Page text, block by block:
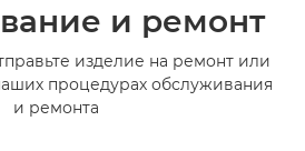
и ремонт
изделие на ремонт или
процедурах обслуживания
и ремонта